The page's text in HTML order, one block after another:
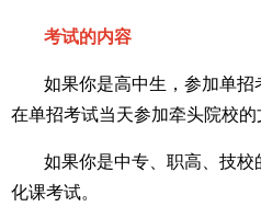
考试的内容
如果你是高中生，参加单招
在单招考试当天参加牵头院校的
如果你是中专、职高、技
化课考试。